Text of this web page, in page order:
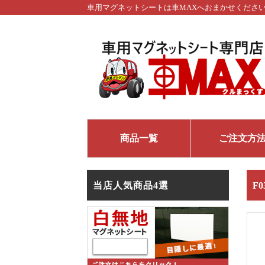
車用マグネットシートは車MAXへおまかせくださ
商品一覧 ご注文方
当店人気商品4選